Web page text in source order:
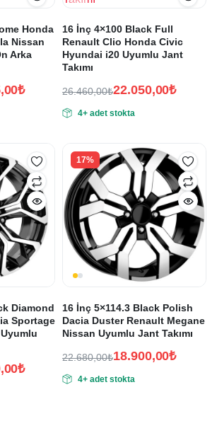
Honda
Nissan
Arka
₺
16 İnç 4×100 Black Full
Renault Clio Honda Civic
Hyundai i20 Uyumlu Jant
Takımı
26.460,00₺
fiyat:
22.050,00₺
andaki
22.050,00₺.
4+ adet stokta
Diamond
Sportage
₺
17%
16 İnç 5×114.3 Black Polish
Dacia Duster Renault Megane
Nissan Uyumlu Jant Takımı
22.680,00₺
fiyat:
18.900,00₺
andaki
4+ adet stokta